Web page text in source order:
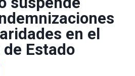
en el
Estado